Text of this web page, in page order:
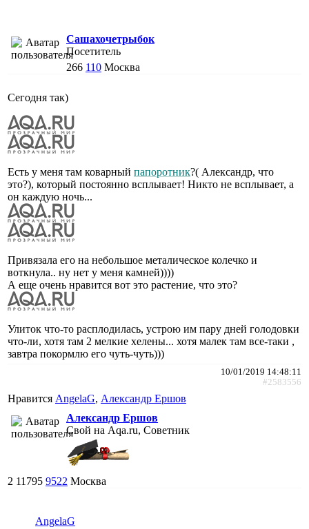
Сашахочетрыбок
Посетитель
266 110 Москва
Сегодня так)
Есть у меня там коварный папоротник?( Александр, что
это?), который постоянно всплывает! Никто не всплывает, а
он каждую ночь...
Привязала его на небольшое металическое колечко и
воткнула.. ну нет у меня камней))))
А еще очень нравится вот это растение, что это?
Улиток что-то расплодилась, устрою им пару дней голодовки
что-ли, хотя там 2 мелкие хелены... хотя малек там все-таки ,
завтра покормлю его чуть-чуть)))
10/01/2019 14:48:11
#2583556
Нравится AngelaG, Александр Ершов
Александр Ершов
Свой на Aqa.ru, Советник
2 11795 9522 Москва
AngelaG